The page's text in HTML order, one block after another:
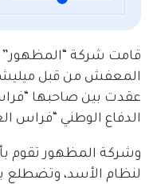
قامت شركة “المظهور”
المعفش من قبل
عقدت بين صاحبها
الدفاع الوطني “فراس
وشركة المظهور تقوم
لنظام الأسد، وتضطلع